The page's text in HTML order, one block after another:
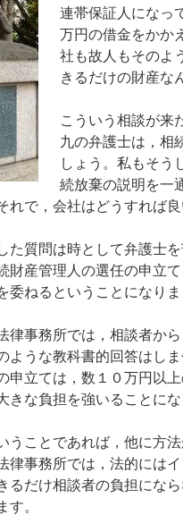
連帯保証人になっ
万円の借金をかか
社も故人もそのよ
きるだけの財産な
こういう相談が来
九の弁護士は，相
しょう。私もそう
続放棄の説明を一
れで，会社はどうすれば良
た質問は時として弁護士
財産管理人の選任の申立
委ねるということになりま
律事務所では，相談者から
ような教科書的回答はし
申立ては，数１０万円以
きな負担を強いることにな
うことであれば，他に方
律事務所では，法的には
るだけ相談者の負担にな
す。